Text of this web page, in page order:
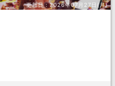
更新日：2026年07月27日(月)